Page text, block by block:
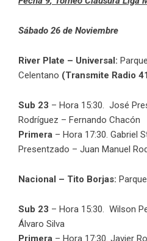
Sábado 26 de Noviembre
River Plate – Universal:
Celentano (Transmite Radio
Sub 23 – Hora 15:30. José
Rodríguez – Fernando Chacón
Primera – Hora 17:30. Gabriel
Presentzado – Juan Manuel
Nacional – Tito Borjas:
Sub 23 – Hora 15:30. Wilson
Álvaro Silva
Primera – Hora 17:30. Javier